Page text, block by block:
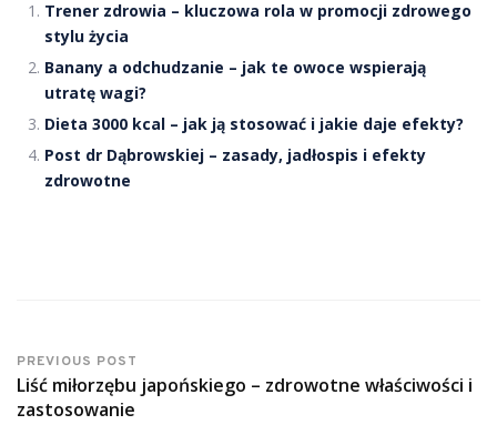
Trener zdrowia – kluczowa rola w promocji zdrowego
stylu życia
Banany a odchudzanie – jak te owoce wspierają
utratę wagi?
Dieta 3000 kcal – jak ją stosować i jakie daje efekty?
Post dr Dąbrowskiej – zasady, jadłospis i efekty
zdrowotne
PREVIOUS POST
Liść miłorzębu japońskiego – zdrowotne właściwości i
zastosowanie